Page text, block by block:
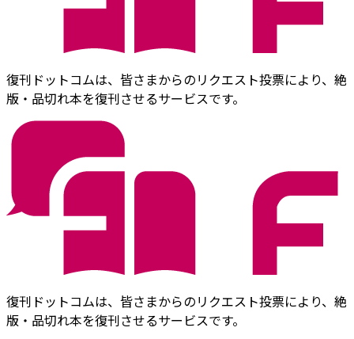
復刊ドットコムは、皆さまからのリクエスト投票により、絶
版・品切れ本を復刊させるサービスです。
復刊ドットコムは、皆さまからのリクエスト投票により、絶
版・品切れ本を復刊させるサービスです。